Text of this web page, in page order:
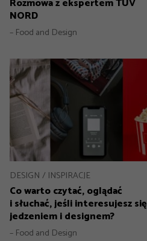
Rozmowa z ekspertem TUV
NORD
– Food and Design
DESIGN INSPIRACJE
Co warto czytać, oglądać
i słuchać, jeśli interesujesz się
jedzeniem i designem?
– Food and Design